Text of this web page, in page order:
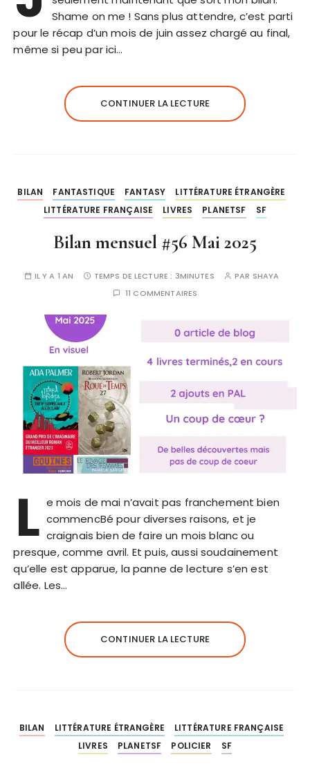
Shame on me ! Sans plus attendre, c’est parti
pour le récap d’un mois de juin assez chargé au final,
même si peu par ici…
CONTINUER LA LECTURE
BILAN FANTASTIQUE FANTASY
LITTÉRATURE ÉTRANGÈRE
LITTÉRATURE FRANÇAISE
LIVRES PLANETSF SF
Bilan mensuel #56 Mai 2025
IL Y A 1 AN TEMPS DE LECTURE : 3MINUTES PAR SHAYA
11 COMMENTAIRES
L e mois de mai n’avait pas franchement bien
commencBé pour diverses raisons, et je
craignais bien de faire un mois blanc ou
presque, comme avril. Et puis, aussi soudainement
qu’elle est apparue, la panne de lecture s’en est
allée. Les…
CONTINUER LA LECTURE
BILAN LITTÉRATURE ÉTRANGÈRE
LITTÉRATURE FRANÇAISE
LIVRES
PLANETSF POLICIER SF